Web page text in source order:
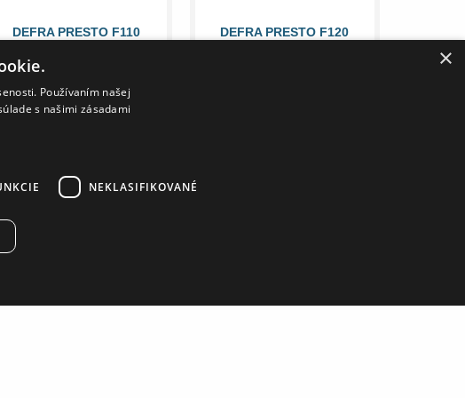
DEFRA PRESTO F110
KAMEŇ 001-F-11028
111,16 € 143,91 €
DEFRA PRESTO F120
×
Používaním našej
s našimi zásadami
NEKLASIFIKOVANÉ